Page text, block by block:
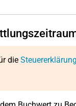
die